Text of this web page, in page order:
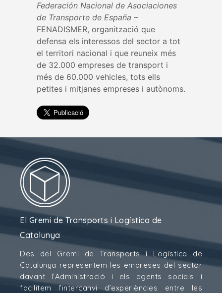
Federación Nacional de Asociaciones
de Transporte de España –
FENADISMER, organització que
defensa els interessos del sector a tot
el territori nacional i que reuneix més
de 32.000 empreses de transport i
més de 60.000 vehicles, tots ells
petites i mitjanes empreses i autònoms.
El Gremi de Transports i Logística de
Catalunya
Des del Gremi de Transports i Logística de
Catalunya representem les empreses del sector
davant l’Administració i els agents socials i
facilitem l’intercanvi d’experiències entre les